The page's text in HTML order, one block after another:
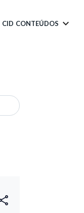
CID CONTEÚDOS